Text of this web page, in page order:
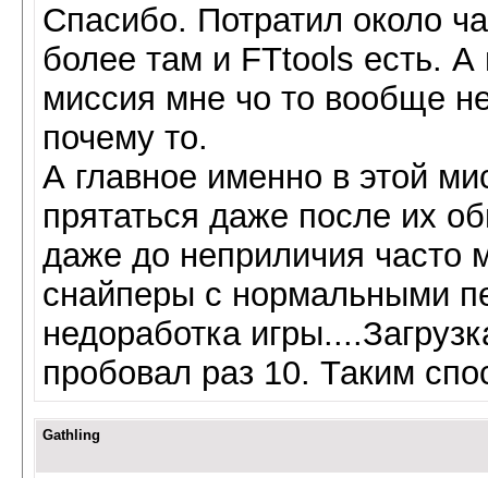
Спасибо. Потратил около
более там и FTtools есть.
миссия мне чо то вообще
почему то.
А главное именно в этой
прятаться даже после их
даже до неприличия часто
снайперы с нормальными
недоработка
пробовал раз 10. Таким
Gathling